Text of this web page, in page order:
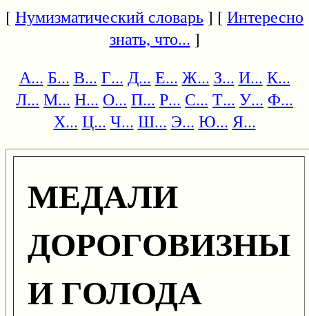
[Нумизматический словарь] [Интересно
знать, что... ]
А... Б... В... Г... Д... Е... Ж... З... И... К...
Л... М... Н... О... П... Р... С... Т... У... Ф...
Х... Ц... Ч... Ш... Э... Ю... Я...
МЕДАЛИ
ДОРОГОВИЗНЫ
И ГОЛОДА